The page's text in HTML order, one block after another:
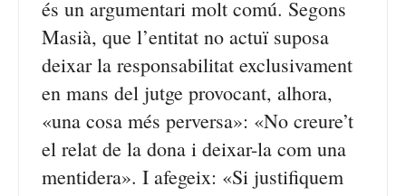
és un argumentari molt comú. Segons
Masià, que l’entitat no actuï suposa
deixar la responsabilitat exclusivament
en mans del jutge provocant, alhora,
«una cosa més perversa»: «No creure’t
el relat de la dona i deixar-la com una
mentidera». I afegeix: «Si justifiquem